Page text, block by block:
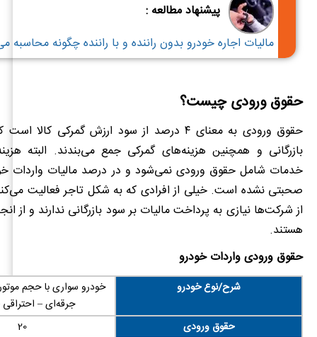
پیشنهاد مطالعه :
مالیات اجاره خودرو بدون راننده و با راننده چگونه محاسبه
حقوق ورودی چیست؟
حقوق ورودی به معنای ۴ درصد از سود ارزش گمرکی
بازرگانی و همچنین هزینه‌های گمرکی جمع می‌بندند. البته
خدمات شامل حقوق ورودی نمی‌شود و در درصد مالیات واردات
صحبتی نشده است. خیلی از افرادی که به شکل تاجر فعالیت
از شرکت‌ها نیازی به پرداخت مالیات بر سود بازرگانی ندارند و از
هستند.
حقوق ورودی واردات خودرو
شرح/نوع خودرو
جرقه‌ای – احتراقی
حقوق ورودی
20